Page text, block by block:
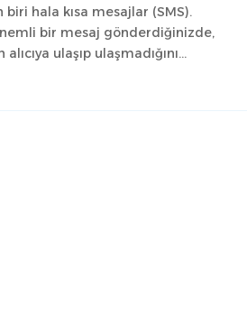
biri hala kısa mesajlar (SMS).
bir mesaj gönderdiğinizde,
alıcıya ulaşıp ulaşmadığını…